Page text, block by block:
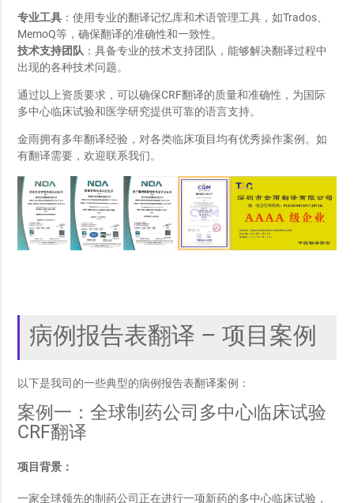
专业工具 ：使用专业的翻译记忆库和术语管理工具，如Trados、
MemoQ等，确保翻译的准确性和一致性。
技术支持团队 ：具备专业的技术支持团队，能够解决翻译过程中
出现的各种技术问题。
通过以上资质要求，可以确保CRF翻译的质量和准确性，为国际
多中心临床试验和医学研究提供可靠的语言支持。
金雨拥有多年翻译经验，对各类临床项目均有优秀操作案例。如
有翻译需要，欢迎联系我们。
病例报告表翻译 – 项目案例
以下是我司的一些典型的病例报告表翻译案例：
案例一：全球制药公司多中心临床试验
CRF翻译
项目背景：
一家全球领先的制药公司正在进行一项新药的多中心临床试验，